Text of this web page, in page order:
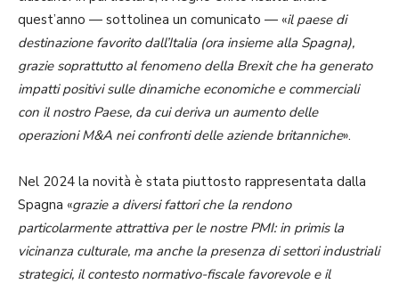
quest’anno — sottolinea un comunicato — «il paese di
destinazione favorito dall’Italia (ora insieme alla Spagna),
grazie soprattutto al fenomeno della Brexit che ha generato
impatti positivi sulle dinamiche economiche e commerciali
con il nostro Paese, da cui deriva un aumento delle
operazioni M&A nei confronti delle aziende britanniche».
Nel 2024 la novità è stata piuttosto rappresentata dalla
Spagna «grazie a diversi fattori che la rendono
particolarmente attrattiva per le nostre PMI: in primis la
vicinanza culturale, ma anche la presenza di settori industriali
strategici, il contesto normativo-fiscale favorevole e il